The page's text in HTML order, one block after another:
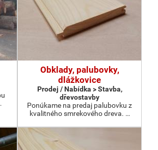
Obklady, palubovky,
dlážkovice
Prodej / Nabídka > Stavba,
dřevostavby
Ponúkame na predaj palubovku z
kvalitného smrekového dreva. …